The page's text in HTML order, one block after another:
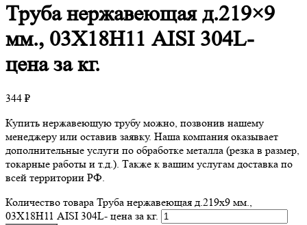
Трубанержавеющая д.219×9
мм., 03Х18Н11 AISI 304L-
цена за кг.
344 ₽
Купить нержавеющую трубу можно, позвонив нашему
менеджеру или оставив заявку. Наша компания оказывает
дополнительные услуги по обработке металла (резка в размер,
токарные работы и т.д.). Также к вашим услугам доставка по
всей территории РФ.
Количество товара Труба нержавеющая д.219x9 мм.,
03Х18Н11 AISI 304L- цена за кг.